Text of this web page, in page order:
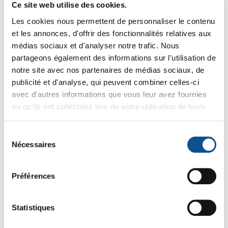
Ce site web utilise des cookies.
Les cookies nous permettent de personnaliser le contenu
et les annonces, d'offrir des fonctionnalités relatives aux
médias sociaux et d'analyser notre trafic. Nous
partageons également des informations sur l'utilisation de
notre site avec nos partenaires de médias sociaux, de
publicité et d'analyse, qui peuvent combiner celles-ci
avec d'autres informations que vous leur avez fournies
ou qu'ils ont collectées lors de votre utilisation de leurs
Nécessaires
Préférences
Statistiques
Vikan, Ø31 mm, 1510
-8%
Hygiénique Vikan,
,20 € TTC
-8%